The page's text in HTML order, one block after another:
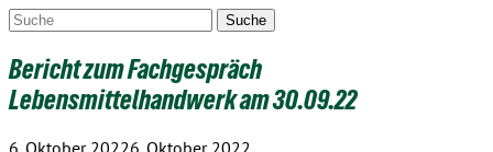
Bericht zum Fachgespräch
Lebensmittelhandwerk am 30.09.22
6. Oktober 20226. Oktober 2022